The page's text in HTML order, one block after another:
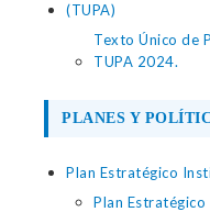
(TUPA)
Texto Único de
TUPA 2024.
PLANES Y
Plan Estratégico
Plan